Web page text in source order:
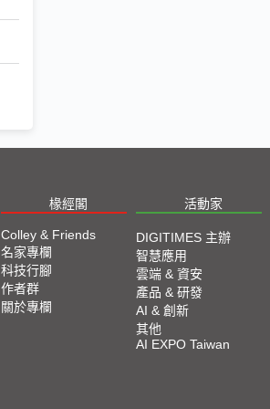
椽經閣 活動家
Colley & Friends
名家專欄
科技行腳
作者群
關於專欄
DIGITIMES 主辦
智慧應用
雲端 & 資安
產品 & 研發
AI & 創新
其他
AI EXPO Taiwan